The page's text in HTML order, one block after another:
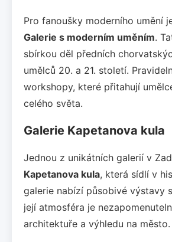
Pro fanoušky moderního umění
Galerie s moderním uměním.
sbírkou děl předních
umělců 20. a 21. století.
workshopy, které přitahují
celého světa.
Galerie Kapetanova kula
Jednou z unikátních galerií v
Kapetanova kula, která sídlí v
galerie nabízí působivé výstavy
její atmosféra je
architektuře a výhledu na město.